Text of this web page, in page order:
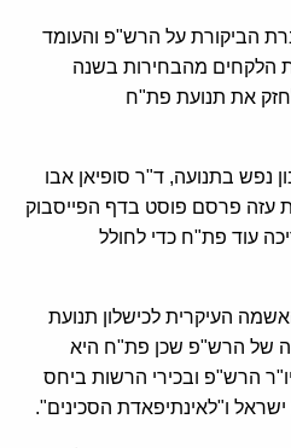
הביקורת על הרש"פ והעומד
הלקחים מהבחירות בשנה
את תנועת פת"ח
נפש בתנועה, ד"ר סופיאן אבו
עזה פרסם פוסט בדף הפייסבוק
עוד פת"ח כדי לחולל
העיקרית לכישלון תנועת
של הרש"פ שכן פת"ח היא
הרש"פ ובכירי הרשות ביחס
ו"לאינתיפאדת הסכינים".